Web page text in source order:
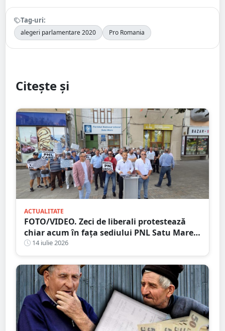
Tag-uri:
alegeri parlamentare 2020 Pro Romania
Citește și
ACTUALITATE
FOTO/VIDEO. Zeci de liberali protestează
chiar acum în fața sediului PNL Satu Mare.
Scandări împotriva conducerii județene
14 iulie 2026